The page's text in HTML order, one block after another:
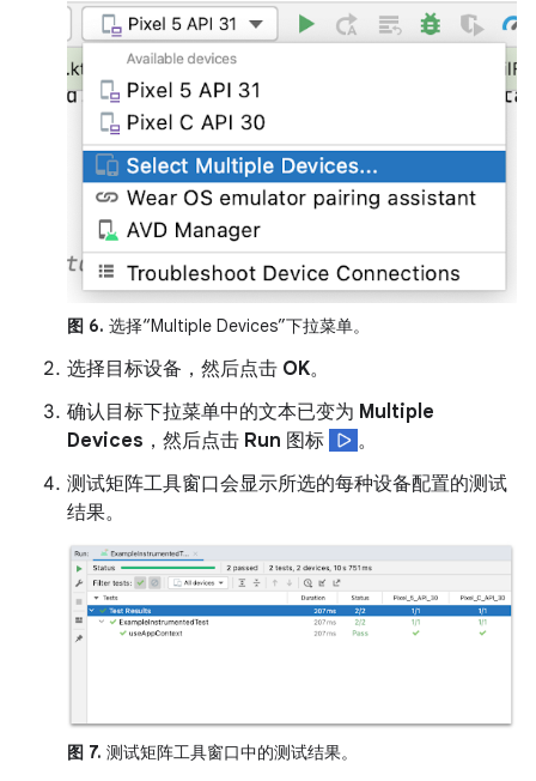
图 6. 选择“Multiple Devices”下拉菜单。
选择目标设备，然后点击 OK。
确认目标下拉菜单中的文本已变为 Multiple
Devices ，然后点击 Run 图标
。
测试矩阵工具窗口会显示所选的每种设备配置的测试
结果。
图 7. 测试矩阵工具窗口中的测试结果。